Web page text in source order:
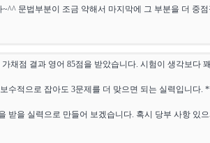
문법부분이 조금 약해서 마지막에 그 부분을 더 중
채점 결과 영어 85점을 받았습니다. 시험이 생각보다
수적으로 잡아도 3문제를 더 맞으면 되는 실력입니다.
받을 실력으로 만들어 보겠습니다. 혹시 당부 사항 있